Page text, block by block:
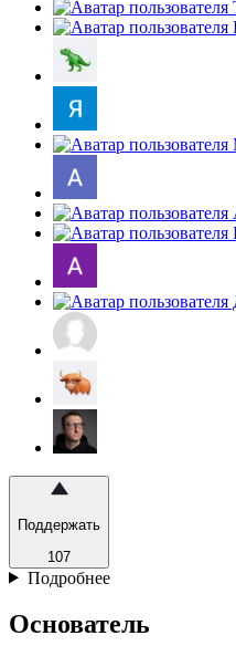
Поддержать
107
Подробнее
Основатель